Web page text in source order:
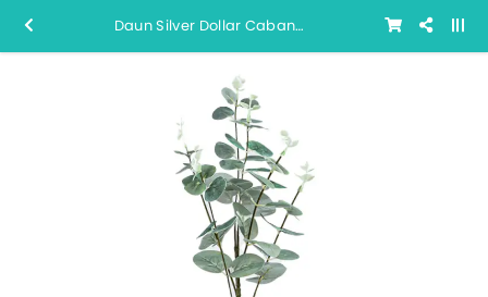
Daun Silver Dollar Cabang 6